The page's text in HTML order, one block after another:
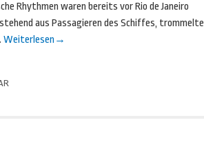
Rhythmen waren bereits vor Rio de Janeiro
aus Passagieren des Schiffes, trommelte
Weiterlesen →